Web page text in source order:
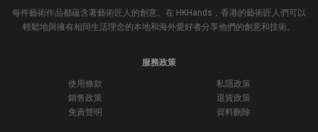
每件藝術作品都蘊含著藝術匠人的創意。在 HKHands，香港的藝術匠人們可以
輕鬆地與擁有相同生活理念的本地和海外愛好者分享他們的創意和技術。
服務政策
使用條款
私隱政策
銷售政策
退貨政策
免責聲明
資料刪除